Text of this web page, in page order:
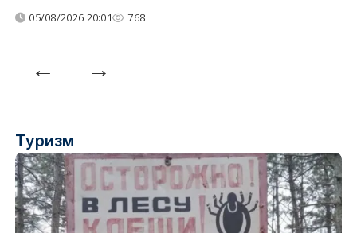
05/08/2026 20:01 768
Туризм